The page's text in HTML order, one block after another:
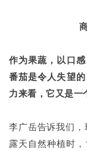
作为果蔬，以口
番茄是令人失望
力来看，它又是一
李广岳告诉我们
露天自然种植时